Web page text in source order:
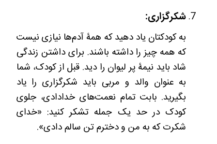
شکرگزاری:
به کودکتان یاد دهید که همۀ آدم‌ها نیازی نیست
که همه چیز را داشته باشند. برای داشتن زندگی
شاد باید نیمۀ پر لیوان را دید. قبل از کودک، شما
به عنوان والد و مربی باید شکرگزاری را یاد
بگیرید. بابت تمام نعمت‌های خدادادی، جلوی
کودک در حد یک جمله تشکر کنید: «خدای
شکرت که به من و دخترم تن سالم دادی».